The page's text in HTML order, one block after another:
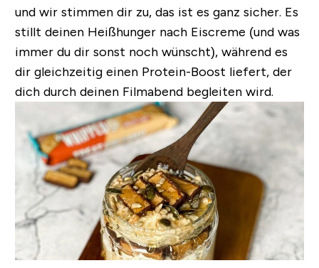
und wir stimmen dir zu, das ist es ganz sicher. Es
stillt deinen Heißhunger nach Eiscreme (und was
immer du dir sonst noch wünscht), während es
dir gleichzeitig einen Protein-Boost liefert, der
dich durch deinen Filmabend begleiten wird.